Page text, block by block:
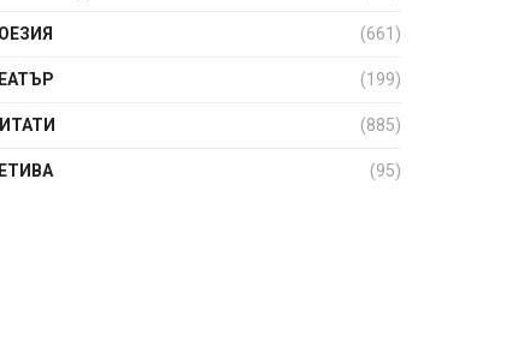
(661)
(199)
(885)
(95)